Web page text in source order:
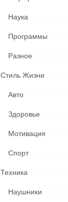
Наука
Программы
Разное
Стиль Жизни
Авто
Здоровье
Мотивация
Спорт
Техника
Наушники